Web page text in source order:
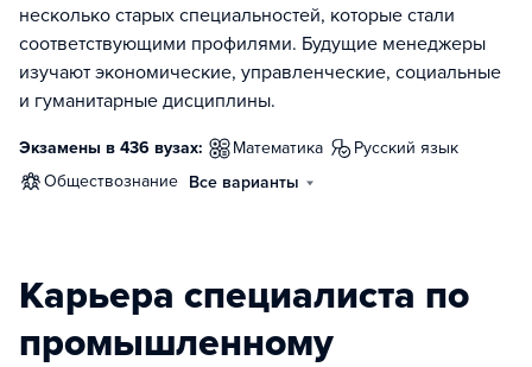
несколько старых специальностей, которые стали
соответствующими профилями. Будущие менеджеры
изучают экономические, управленческие, социальные
и гуманитарные дисциплины.
Экзамены в 436 вузах: математика
русский язык
обществознание Все варианты
Карьера специалиста по
промышленному